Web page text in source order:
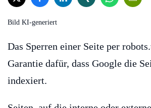
Bild KI-generiert
Das Sperren einer Seite per
Garantie dafür, dass Google die
indexiert.